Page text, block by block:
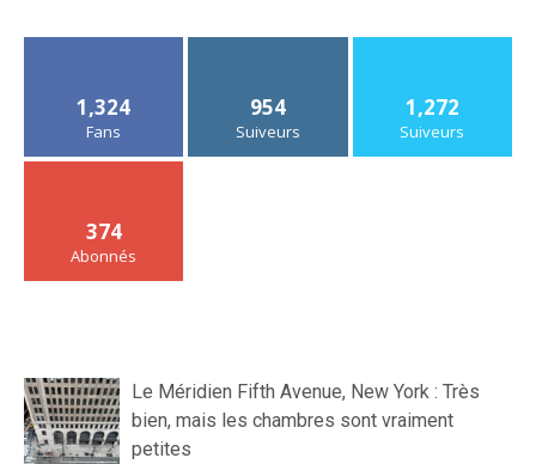
1,324
Fans
954
Suiveurs
1,272
Suiveurs
374
Abonnés
Le Méridien Fifth Avenue, New York : Très
bien, mais les chambres sont vraiment
petites